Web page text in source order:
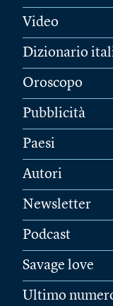
Video
Dizionario
Oroscopo
Pubblicità
Paesi
Autori
Newsletter
Podcast
Savage love
Ultimo